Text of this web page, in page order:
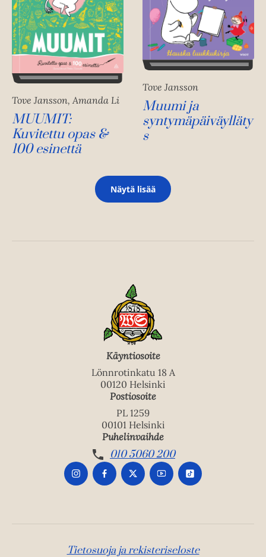
Tove Jansson, Amanda Li
MUUMIT:
Kuvitettu opas &
100 esinettä
Tove Jansson
Muumi ja
syntymäpäiväylläty
s
Näytä lisää
Käyntiosoite
Lönnrotinkatu 18 A
00120 Helsinki
Postiosoite
PL 1259
00101 Helsinki
Puhelinvaihde
010 5060 200
Tietosuoja ja rekisteriseloste